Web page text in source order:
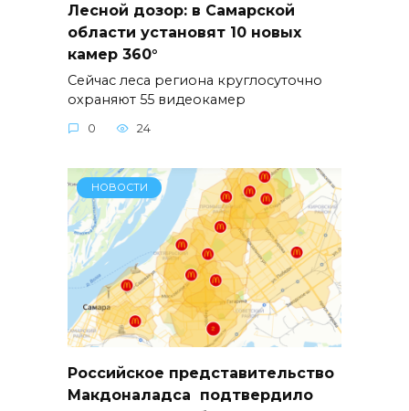
Лесной дозор: в Самарской
области установят 10 новых
камер 360°
Сейчас леса региона круглосуточно
охраняют 55 видеокамер
0 24
НОВОСТИ
Российское представительство
Макдоналадса подтвердило